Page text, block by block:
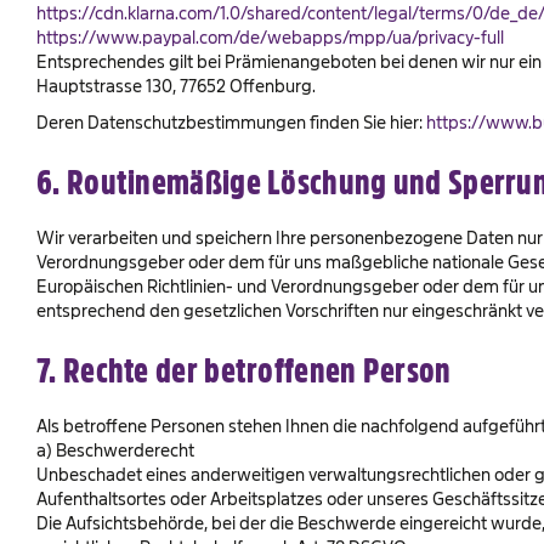
https://cdn.klarna.com/1.0/shared/content/legal/terms/0/
https://www.paypal.com/de/webapps/mpp/ua/privacy-full
Entsprechendes gilt bei Prämienangeboten bei denen wir nur
Hauptstrasse 130, 77652 Offenburg.
Deren Datenschutzbestimmungen finden Sie hier: https://
6. Routinemäßige Löschung und
Wir verarbeiten und speichern Ihre personenbezogene Daten
Verordnungsgeber oder dem für uns maßgebliche nationale
Europäischen Richtlinien- und Verordnungsgeber oder dem für
entsprechend den gesetzlichen Vorschriften nur eingeschränkt
7. Rechte der betroffenen Person
Als betroffene Personen stehen Ihnen die nachfolgend
a) Beschwerderecht
Unbeschadet eines anderweitigen verwaltungsrechtlichen oder
Aufenthaltsortes oder Arbeitsplatzes oder unseres
Die Aufsichtsbehörde, bei der die Beschwerde eingereicht